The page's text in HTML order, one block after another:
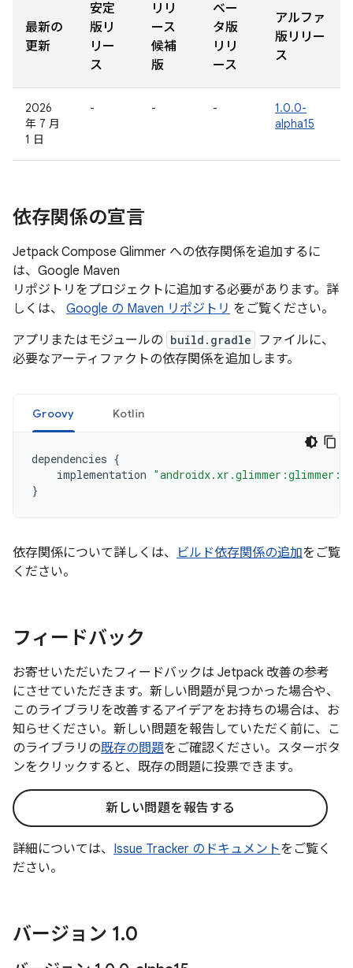
最新の
更新
安定
版リ
リー
ス
リリ
ース
候補
版
ベー
タ版
リリ
ース
アルファ
版リリー
ス
2026
年 7 月
1 日
- - -
1.0.0-
alpha15
依存関係の宣言
Jetpack Compose Glimmer への依存関係を追加するに
は、Google Maven
リポジトリをプロジェクトに追加する必要があります。詳
しくは、 Google の Maven リポジトリ をご覧ください。
アプリまたはモジュールの build.gradle
ファイルに、
必要なアーティファクトの依存関係を追加します。
Groovy Kotlin
dependencies {
implementation
}
依存関係について詳しくは、 ビルド依存関係の追加をご覧
ください。
フィードバック
お寄せいただいたフィードバックは Jetpack 改善の参考
にさせていただきます。新しい問題が見つかった場合や、
このライブラリを改善するアイデアをお持ちの場合は、お
知らせください。新しい問題を報告していただく前に、こ
のライブラリの既存の問題をご確認ください。スターボタ
ンをクリックすると、既存の問題に投票できます。
新しい問題を報告する
詳細については、 Issue Tracker のドキュメントをご覧く
ださい。
バージョン 1.0